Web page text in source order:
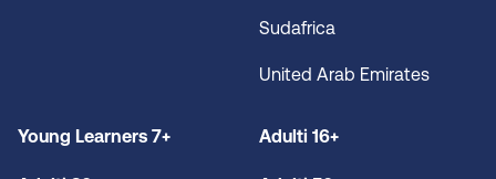
Sudafrica
United Arab Emirates
Young Learners 7+ Adulti 16+